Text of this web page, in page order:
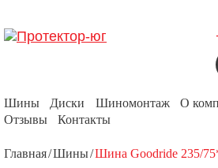
Шины Диски Шиномонтаж О
Отзывы
Контакты
Главная Шины Шина Goodride 235/